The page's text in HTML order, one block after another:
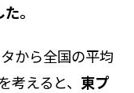
。
から全国の平均
えると、 東プ